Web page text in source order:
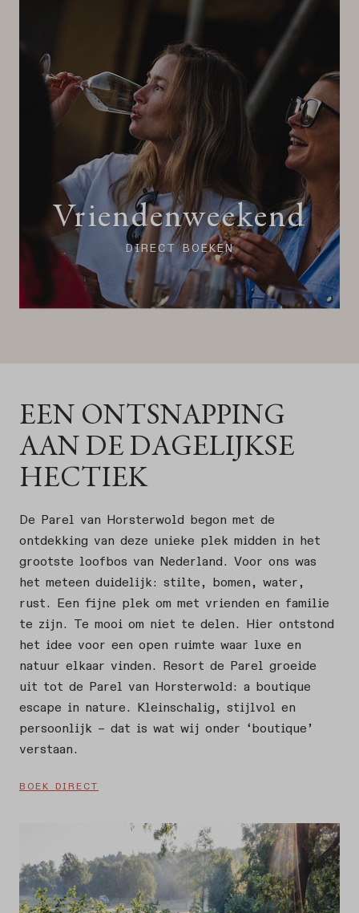
Vriendenweekend
DIRECT BOEKEN
EEN ONTSNAPPING
AAN DE DAGELIJKSE
HECTIEK
De Parel van Horsterwold begon met de
ontdekking van deze unieke plek midden in het
grootste loofbos van Nederland. Voor ons was
het meteen duidelijk: stilte, bomen, water,
rust. Een fijne plek om met vrienden en familie
te zijn. Te mooi om niet te delen. Hier ontstond
het idee voor een open ruimte waar luxe en
natuur elkaar vinden. Resort de Parel groeide
uit tot de Parel van Horsterwold: a boutique
escape in nature. Kleinschalig, stijlvol en
persoonlijk – dat is wat wij onder ‘boutique’
verstaan.
BOEK DIRECT